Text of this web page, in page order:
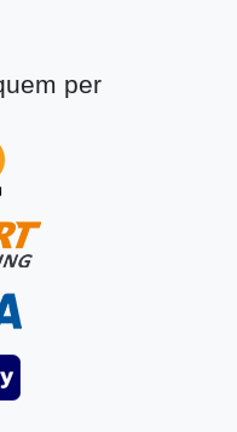
per